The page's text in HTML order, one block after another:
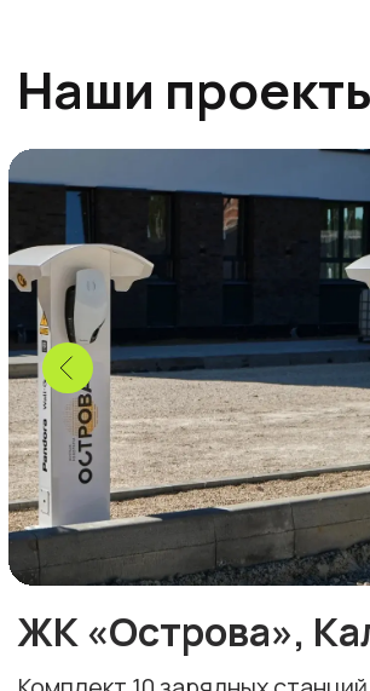
Монетизация
Помогаем подключить станцию к
системам оплаты
•
4
Установка
и запуск
электромонтажную компанию. Мы
предоставим консультации или
дистанционный шеф-монтаж для
помощи в установке.